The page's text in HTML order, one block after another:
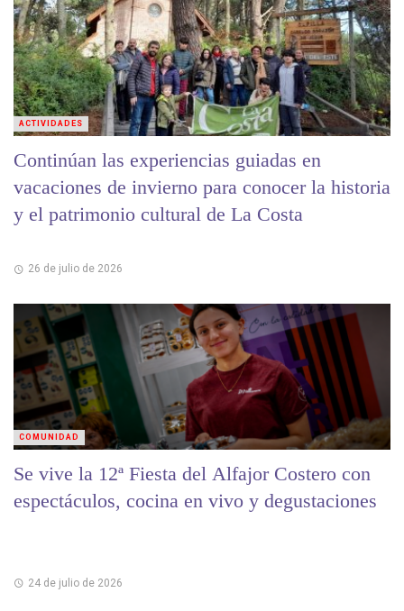
Continúan las experiencias guiadas en
vacaciones de invierno para conocer la historia
y el patrimonio cultural de La Costa
26 de julio de 2026
ACTIVIDADES
Se vive la 12ª Fiesta del Alfajor Costero con
espectáculos, cocina en vivo y degustaciones
24 de julio de 2026
COMUNIDAD